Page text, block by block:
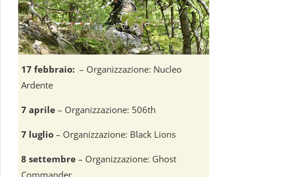
17 febbraio:– Organizzazione: Nucleo
Ardente
7 aprile – Organizzazione: 506th
7 luglio– Organizzazione: Black Lions
8 settembre– Organizzazione: Ghost